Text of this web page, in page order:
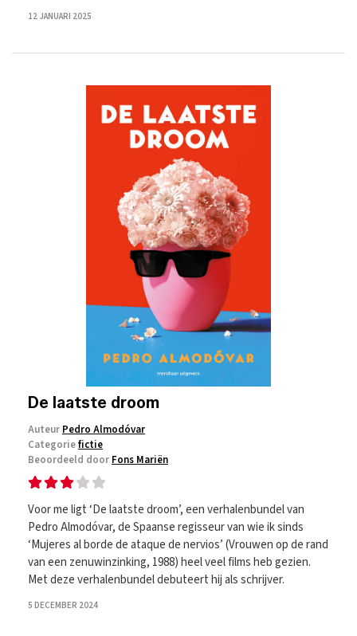
12 JANUARI 2025
De laatste droom
Auteur Pedro Almodóvar
Categoriefictie
Beoordeeld door Fons Mariën
Voor me ligt ‘De laatste droom’, een verhalenbundel van
Pedro Almodóvar, de Spaanse regisseur van wie ik sinds
‘Mujeres al borde de ataque de nervios’ (Vrouwen op de rand
van een zenuwinzinking, 1988) heel veel films heb gezien.
Met deze verhalenbundel debuteert hij als schrijver.
5 DECEMBER 2024